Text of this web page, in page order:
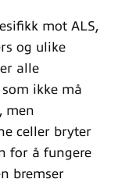
mot ALS,
og ulike
alle
ikke må
men
celler bryter
for å fungere
bremser